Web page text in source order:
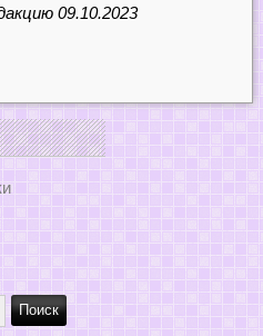
09.10.2023